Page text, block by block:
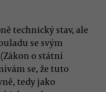
technický stav, ale
se svým
o státní
se, že tuto
tedy jako